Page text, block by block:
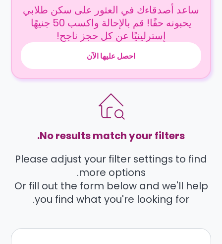
ساعد أصدقاءك في العثور على سكن طلابي
يحبونه حقًا! قم بالإحالة واكسب 50 جنيهًا
إسترلينيًا عن كل حجز ناجح!
احصل عليها الآن
No results match your filters.
Please adjust your filter settings to find
more options.
Or fill out the form below and we'll help
you find what you're looking for.